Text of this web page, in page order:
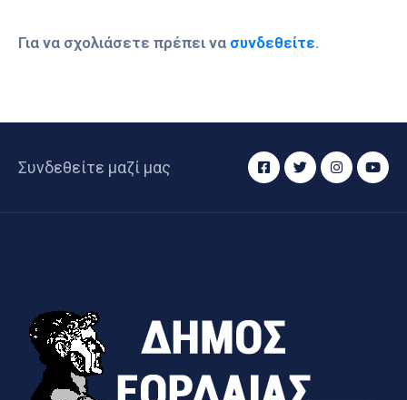
Για να σχολιάσετε πρέπει να συνδεθείτε.
Συνδεθείτε μαζί μας